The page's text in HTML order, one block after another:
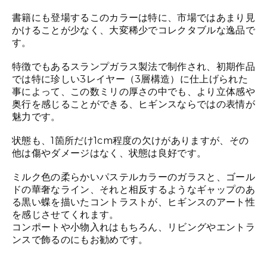
書籍にも登場するこのカラーは特に、市場ではあまり見
かけることが少なく、大変稀少でコレクタブルな逸品で
す。
特徴でもあるスランプガラス製法で制作され、初期作品
では特に珍しい3レイヤー（3層構造）に仕上げられた
事によって、この数ミリの厚さの中でも、より立体感や
奥行を感じることができる、ヒギンスならではの表情が
魅力です。
状態も、1箇所だけ1cm程度の欠けがありますが、その
他は傷やダメージはなく、状態は良好です。
ミルク色の柔らかいパステルカラーのガラスと、ゴール
ドの華奢なライン、それと相反するようなギャップのあ
る黒い蝶を描いたコントラストが、ヒギンスのアート性
を感じさせてくれます。
コンポートや小物入れはもちろん、リビングやエントラ
ンスで飾るのにもお勧めです。